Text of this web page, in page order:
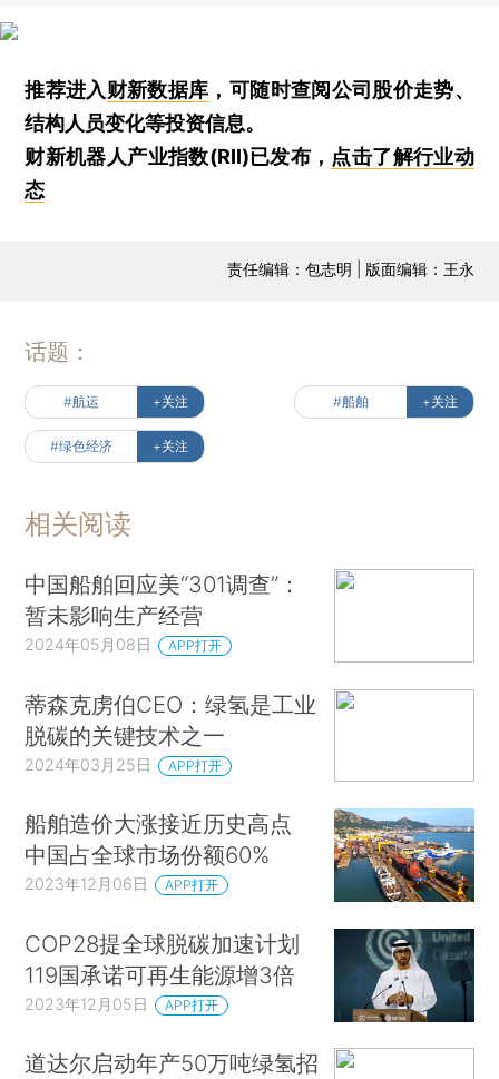
推荐进入财新数据库 ，可随时查阅公司股价走势、
结构人员变化等投资信息。
财新机器人产业指数(RII)已发布， 点击了解行业动
态
责任编辑：包志明 | 版面编辑：王永
话题：
#航运 +关注 #船舶 +关注
#绿色经济 +关注
相关阅读
中国船舶回应美“301调查”：
暂未影响生产经营
2024年05月08日 APP打开
蒂森克虏伯CEO：绿氢是工业
脱碳的关键技术之一
2024年03月25日 APP打开
船舶造价大涨接近历史高点
中国占全球市场份额60%
2023年12月06日 APP打开
COP28提全球脱碳加速计划
119国承诺可再生能源增3倍
2023年12月05日 APP打开
道达尔启动年产50万吨绿氢招